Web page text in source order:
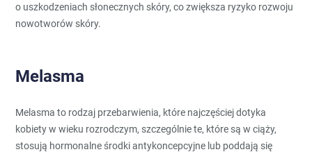
o uszkodzeniach słonecznych skóry, co zwiększa ryzyko rozwoju
nowotworów skóry.
Melasma
Melasma to rodzaj przebarwienia, które najczęściej dotyka
kobiety w wieku rozrodczym, szczególnie te, które są w ciąży,
stosują hormonalne środki antykoncepcyjne lub poddają się